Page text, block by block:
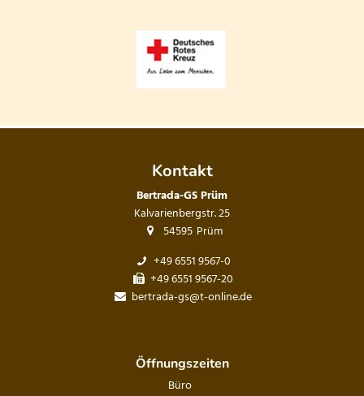
Kontakt
Bertrada-GS Prüm
Kalvarienbergstr. 25
54595 Prüm
+49 6551 9567-0
+49 6551 9567-20
bertrada-gs@t-online.de
Öffnungszeiten
Büro